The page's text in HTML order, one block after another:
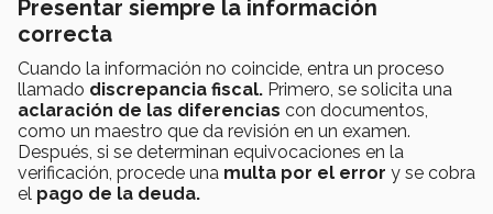
Presentar siempre la información
correcta
Cuando la información no coincide, entra un proceso
llamado discrepancia fiscal. Primero, se solicita una
aclaración de las diferencias con documentos,
como un maestro que da revisión en un examen.
Después, si se determinan equivocaciones en la
verificación, procede una multa por el error y se cobra
el pago de la deuda.